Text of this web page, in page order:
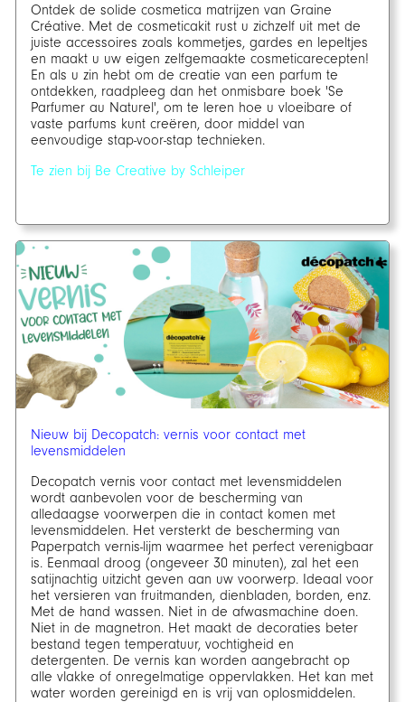
Ontdek de solide cosmetica matrijzen van Graine
Créative. Met de cosmeticakit rust u zichzelf uit met de
juiste accessoires zoals kommetjes, gardes en lepeltjes
en maakt u uw eigen zelfgemaakte cosmeticarecepten!
En als u zin hebt om de creatie van een parfum te
ontdekken, raadpleeg dan het onmisbare boek 'Se
Parfumer au Naturel', om te leren hoe u vloeibare of
vaste parfums kunt creëren, door middel van
eenvoudige stap-voor-stap technieken.
Te zien bij Be Creative by Schleiper
Nieuw bij Decopatch: vernis voor contact met
levensmiddelen
Decopatch vernis voor contact met levensmiddelen
wordt aanbevolen voor de bescherming van
alledaagse voorwerpen die in contact komen met
levensmiddelen. Het versterkt de bescherming van
Paperpatch vernis-lijm waarmee het perfect verenigbaar
is. Eenmaal droog (ongeveer 30 minuten), zal het een
satijnachtig uitzicht geven aan uw voorwerp. Ideaal voor
het versieren van fruitmanden, dienbladen, borden, enz.
Met de hand wassen. Niet in de afwasmachine doen.
Niet in de magnetron. Het maakt de decoraties beter
bestand tegen temperatuur, vochtigheid en
detergenten. De vernis kan worden aangebracht op
alle vlakke of onregelmatige oppervlakken. Het kan met
water worden gereinigd en is vrij van oplosmiddelen.